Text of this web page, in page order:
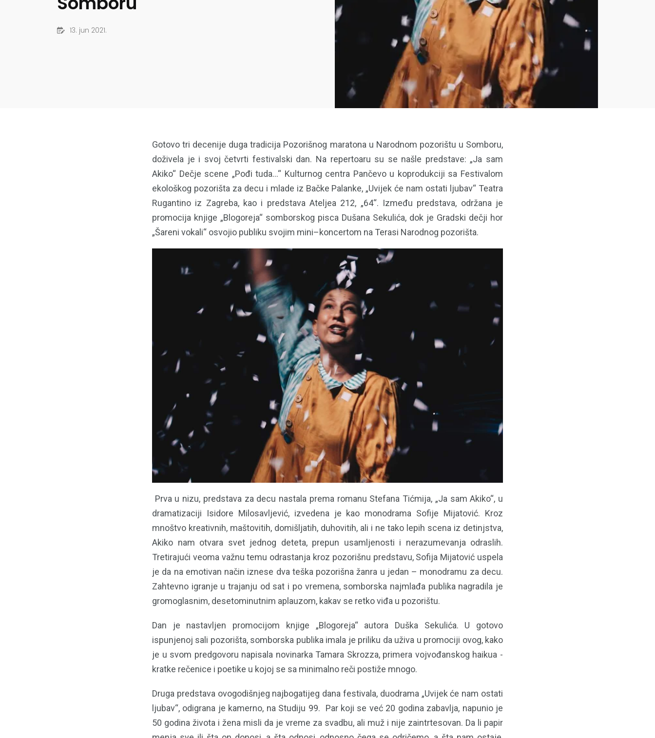
13. jun 2021.
Gotovo tri decenije duga tradicija Pozorišnog maratona u Narodnom pozorištu u Somboru,
doživela je i svoj četvrti festivalski dan. Na repertoaru su se našle predstave: „Ja sam
Akiko“ Dečje scene „Pođi tuda...“ Kulturnog centra Pančevo u koprodukciji sa Festivalom
ekološkog pozorišta za decu i mlade iz Bačke Palanke, „Uvijek će nam ostati ljubav“ Teatra
Rugantino iz Zagreba, kao i predstava Ateljea 212, „64“. Između predstava, održana je
promocija knjige „Blogoreja“ somborskog pisca Dušana Sekulića, dok je Gradski dečji hor
„Šareni vokali“ osvojio publiku svojim mini–koncertom na Terasi Narodnog pozorišta.
​​​​ Prva u nizu, predstava za decu nastala prema romanu Stefana Tićmija, „Ja sam Akiko“, u
dramatizaciji Isidore Milosavljević, izvedena je kao monodrama Sofije Mijatović. Kroz
mnoštvo kreativnih, maštovitih, domišljatih, duhovitih, ali i ne tako lepih scena iz detinjstva,
Akiko nam otvara svet jednog deteta, prepun usamljenosti i nerazumevanja odraslih.
Tretirajući veoma važnu temu odrastanja kroz pozorišnu predstavu, Sofija Mijatović uspela
je da na emotivan način iznese dva teška pozorišna žanra u jedan – monodramu za decu.
Zahtevno igranje u trajanju od sat i po vremena, somborska najmlađa publika nagradila je
gromoglasnim, desetominutnim aplauzom, kakav se retko viđa u pozorištu.
Dan je nastavljen promocijom knjige „Blogoreja“ autora Duška Sekulića. U gotovo
ispunjenoj sali pozorišta, somborska publika imala je priliku da uživa u promociji ovog, kako
je u svom predgovoru napisala novinarka Tamara Skrozza, primera vojvođanskog haikua -
kratke rečenice i poetike u kojoj se sa minimalno reči postiže mnogo.
Druga predstava ovogodišnjeg najbogatijeg dana festivala, duodrama „Uvijek će nam ostati
ljubav“, odigrana je kamerno, na Studiju 99. Par koji se već 20 godina zabavlja, napunio je
50 godina života i žena misli da je vreme za svadbu, ali muž i nije zaintrtesovan. Da li papir